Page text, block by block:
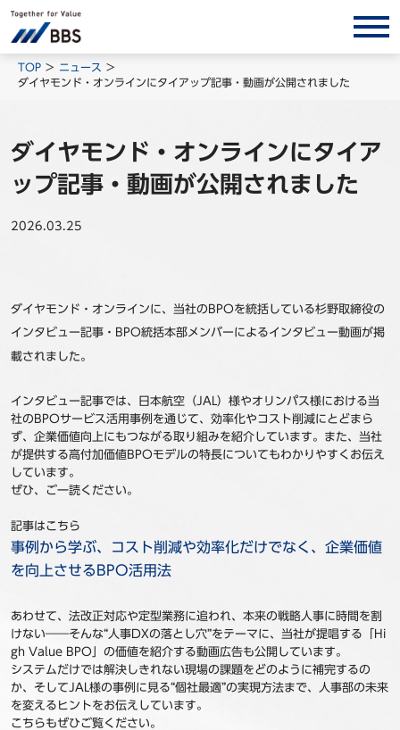
BBSグループネットワーク サステナビリティ 企業情報
株主・投資家情報 採用情報
サービス/ソリューション
BPO
インサイト
事例
お問い合わせ
TOP
ニュース
ダイヤモンド・オンラインにタイアップ記事・動画が公開されました
ダイヤモンド・オンラインにタイア
ップ記事・動画が公開されました
2026.03.25
ダイヤモンド・オンラインに、当社の BPOを統括している杉野取締役の
インタビュー記事・ BPO統括本部メンバーによるインタビュー動画が掲
載されました。
インタビュー記事では、日本航空（JAL ）様やオリンパス様における当
社の BPOサービス活用事例を通じて、効率化やコスト削減にとどまら
ず、企業価値向上にもつながる取り組みを紹介しています。また、当社
が提供する高付加価値BPOモデルの特長についてもわかりやすくお伝え
しています。
ぜひ、ご一読ください。
記事はこちら
事例から学ぶ、コスト削減や効率化だけでなく、企業価値
を向上させる BPO活用法
あわせて、法改正対応や定型業務に追われ、本来の戦略人事に時間を割
けない――そんな“人事DXの落とし穴”をテーマに、当社が提唱する「
Hi
gh Value BPO」の価値を紹介する動画広告も公開しています。
システムだけでは解決しきれない現場の課題をどのように補完するの
か、そしてJAL様の事例に見る“個社最適”の実現方法まで、人事部の未来
を変えるヒントをお伝えしています。
こちらもぜひご覧ください。